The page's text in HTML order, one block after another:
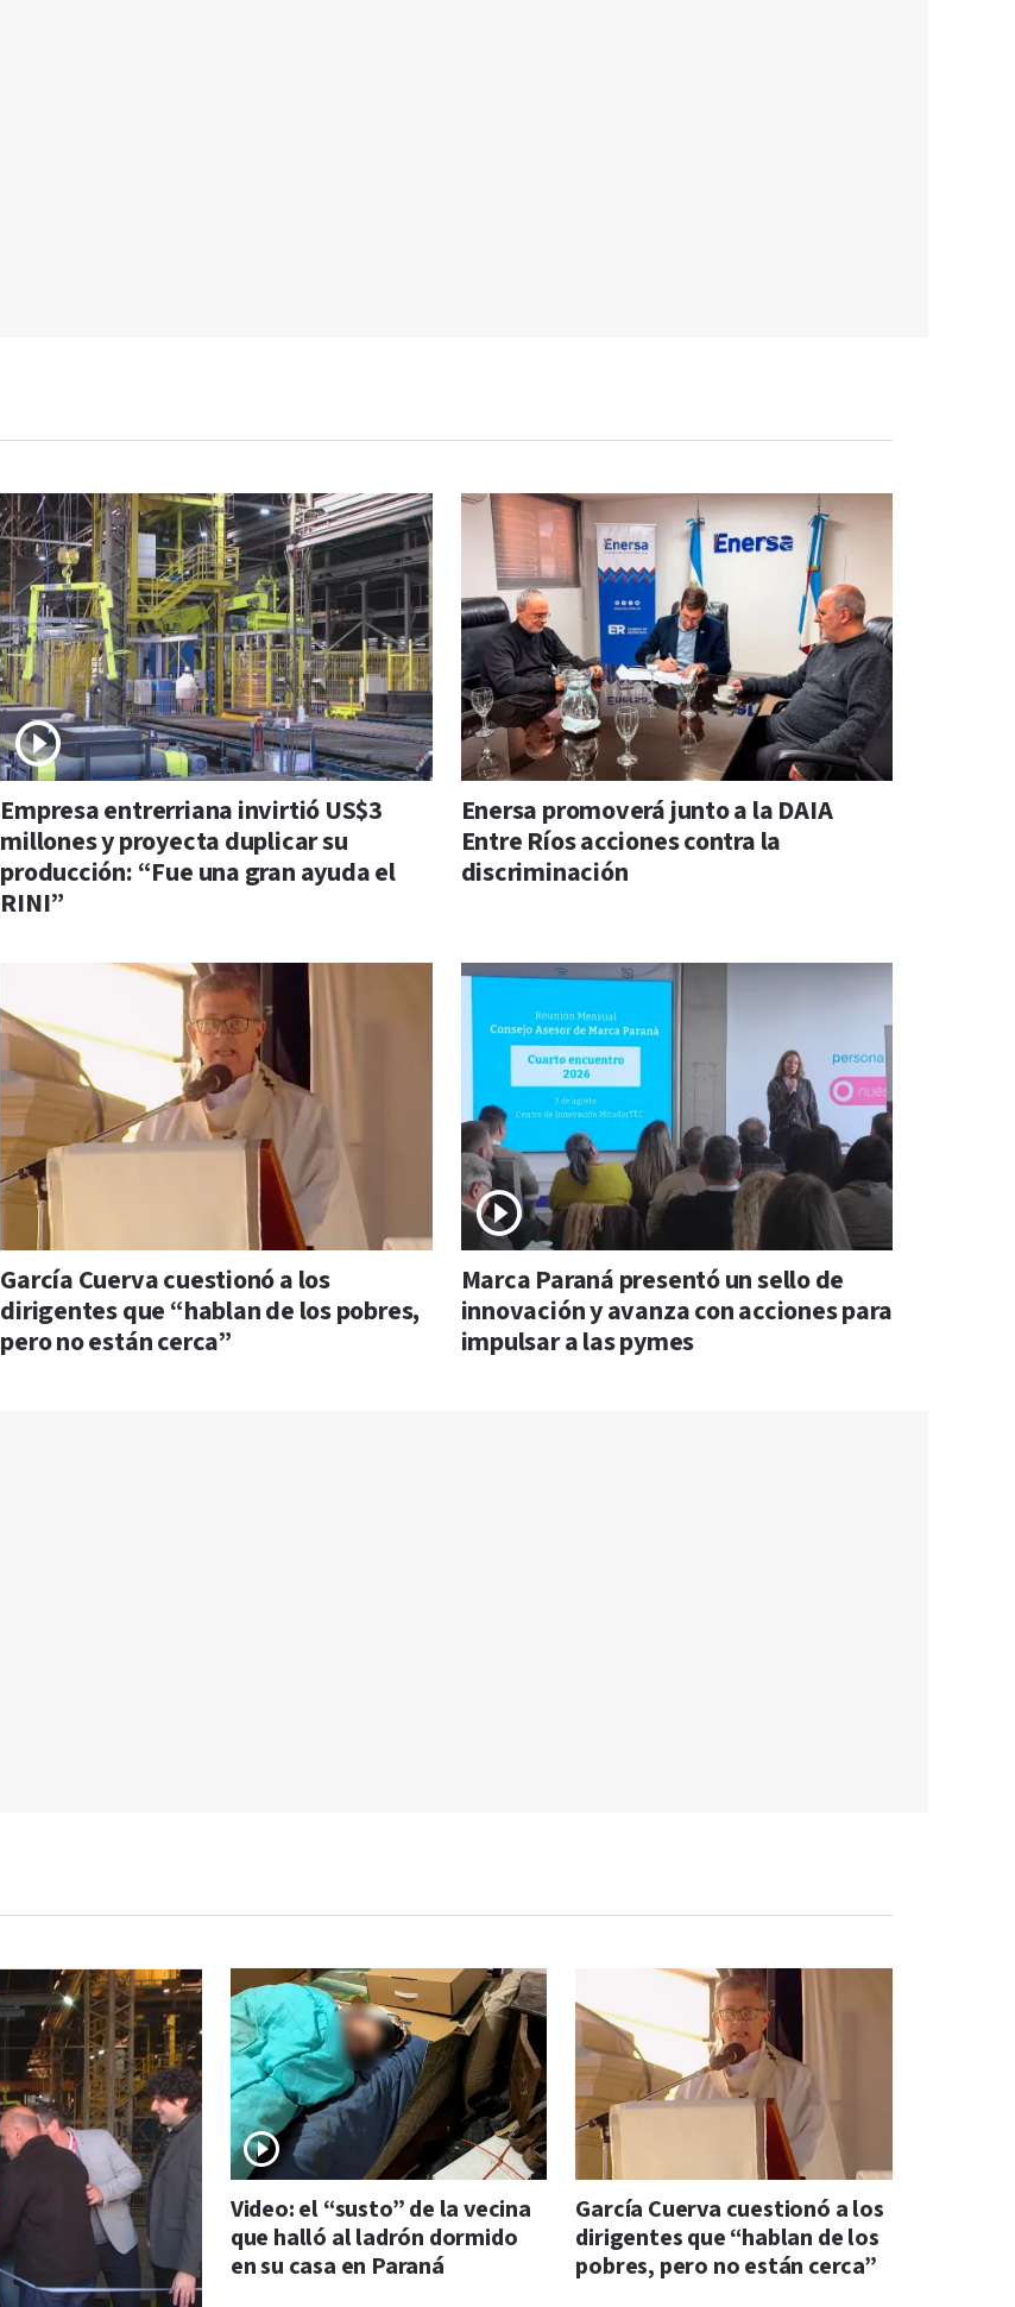
Empresa entrerriana invirtió US$3
millones y proyecta duplicar su
producción: “Fue una gran ayuda el
RINI”
Enersa promoverá junto a la DAIA
Entre Ríos acciones contra la
discriminación
García Cuerva cuestionó a los
dirigentes que “hablan de los pobres,
pero no están cerca”
Marca Paraná presentó un sello de
innovación y avanza con acciones para
impulsar a las pymes
Video: el “susto” de la vecina
que halló al ladrón dormido
en su casa en Paraná
García Cuerva cuestionó a los
dirigentes que “hablan de los
pobres, pero no están cerca”